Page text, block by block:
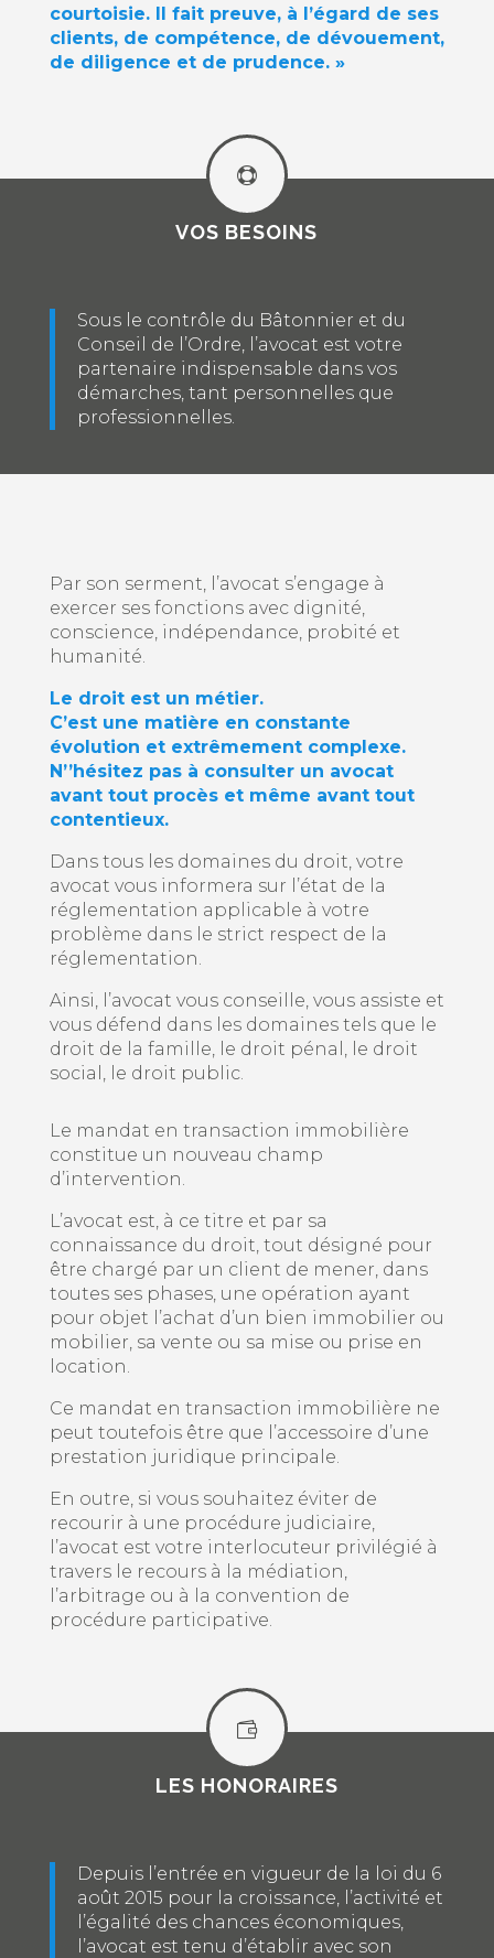
courtoisie. Il fait preuve, à l’égard de ses
clients, de compétence, de dévouement,
de diligence et de prudence. »

VOS BESOINS
Sous le contrôle du Bâtonnier et du
Conseil de l’Ordre, l’avocat est votre
partenaire indispensable dans vos
démarches, tant personnelles que
professionnelles.
Par son serment, l’avocat s’engage à
exercer ses fonctions avec dignité,
conscience, indépendance, probité et
humanité.
Le droit est un métier.
C’est une matière en constante
évolution et extrêmement complexe.
N’’hésitez pas à consulter un avocat
avant tout procès et même avant tout
contentieux.
Dans tous les domaines du droit, votre
avocat vous informera sur l’état de la
réglementation applicable à votre
problème dans le strict respect de la
réglementation.
Ainsi, l’avocat vous conseille, vous assiste et
vous défend dans les domaines tels que le
droit de la famille, le droit pénal, le droit
social, le droit public.
Le mandat en transaction immobilière
constitue un nouveau champ
d’intervention.
L’avocat est, à ce titre et par sa
connaissance du droit, tout désigné pour
être chargé par un client de mener, dans
toutes ses phases, une opération ayant
pour objet l’achat d’un bien immobilier ou
mobilier, sa vente ou sa mise ou prise en
location.
Ce mandat en transaction immobilière ne
peut toutefois être que l’accessoire d’une
prestation juridique principale.
En outre, si vous souhaitez éviter de
recourir à une procédure judiciaire,
l’avocat est votre interlocuteur privilégié à
travers le recours à la médiation,
l’arbitrage ou à la convention de
procédure participative.

LES HONORAIRES
Depuis l’entrée en vigueur de la loi du 6
août 2015 pour la croissance, l’activité et
l’égalité des chances économiques,
l’avocat est tenu d’établir avec son